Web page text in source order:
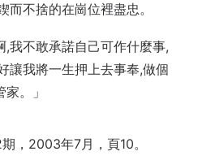
不捨的在崗位裡盡忠。
,我不敢承諾自己可作什麼事,
讓我將一生押上去事奉,做個
。」
，2003年7月，頁10。